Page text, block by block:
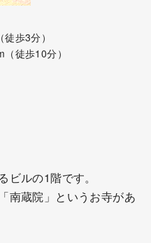
歩3分）
徒歩10分）
ルの1階です。
南蔵院」というお寺があ